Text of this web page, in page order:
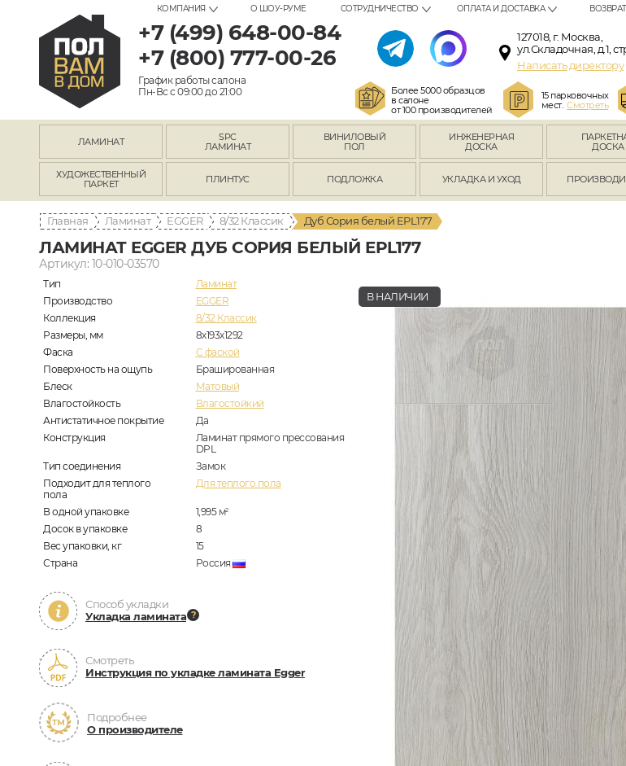
КОМПАНИЯ О ШОУ-РУМЕ СОТРУДНИЧЕСТВО ОПЛАТА И ДОСТАВКА ВОЗВРАТ
+7 (499) 648-00-84
+7 (800) 777-00-26
График работы салона
Пн-Вс с 09:00 до 21:00
127018, г. Москва,
ул.Складочная, д.1,
Написать директору
Более 5000 образцов
в салоне
от 100 производителей
15 парковочных
мест.Смотреть
ЛАМИНАТ
SPC
ЛАМИНАТ
ВИНИЛОВЫЙ
ПОЛ
ИНЖЕНЕРНАЯ
ДОСКА
ДОСКА
ХУДОЖЕСТВЕННЫЙ
ПАРКЕТ
ПЛИНТУС ПОДЛОЖКА УКЛАДКА И УХОД
Главная Ламинат EGGER 8/32 Классик Дуб Сория белый EPL177
ЛАМИНАТ EGGER ДУБ СОРИЯ БЕЛЫЙ EPL177
Артикул: 10-010-03570
Тип
Ламинат
Производство
EGGER
Коллекция
8/32 Классик
Размеры, мм
8х193х1292
Фаска
C фаской
Поверхность на ощупь
Брашированная
Блеск
Матовый
Влагостойкость
Влагостойкий
Антистатичное покрытие
Да
Конструкция
Ламинат прямого прессования
DPL
Тип соединения
Замок
Подходит для теплого
пола
Для теплого пола
В одной упаковке 1,995 м2
Досок в упаковке
8
Вес упаковки, кг
15
Страна
Россия
Способ укладки
Укладка ламината
Смотреть
Инструкция по укладке ламината Egger
Подробнее
О производителе
В НАЛИЧИИ